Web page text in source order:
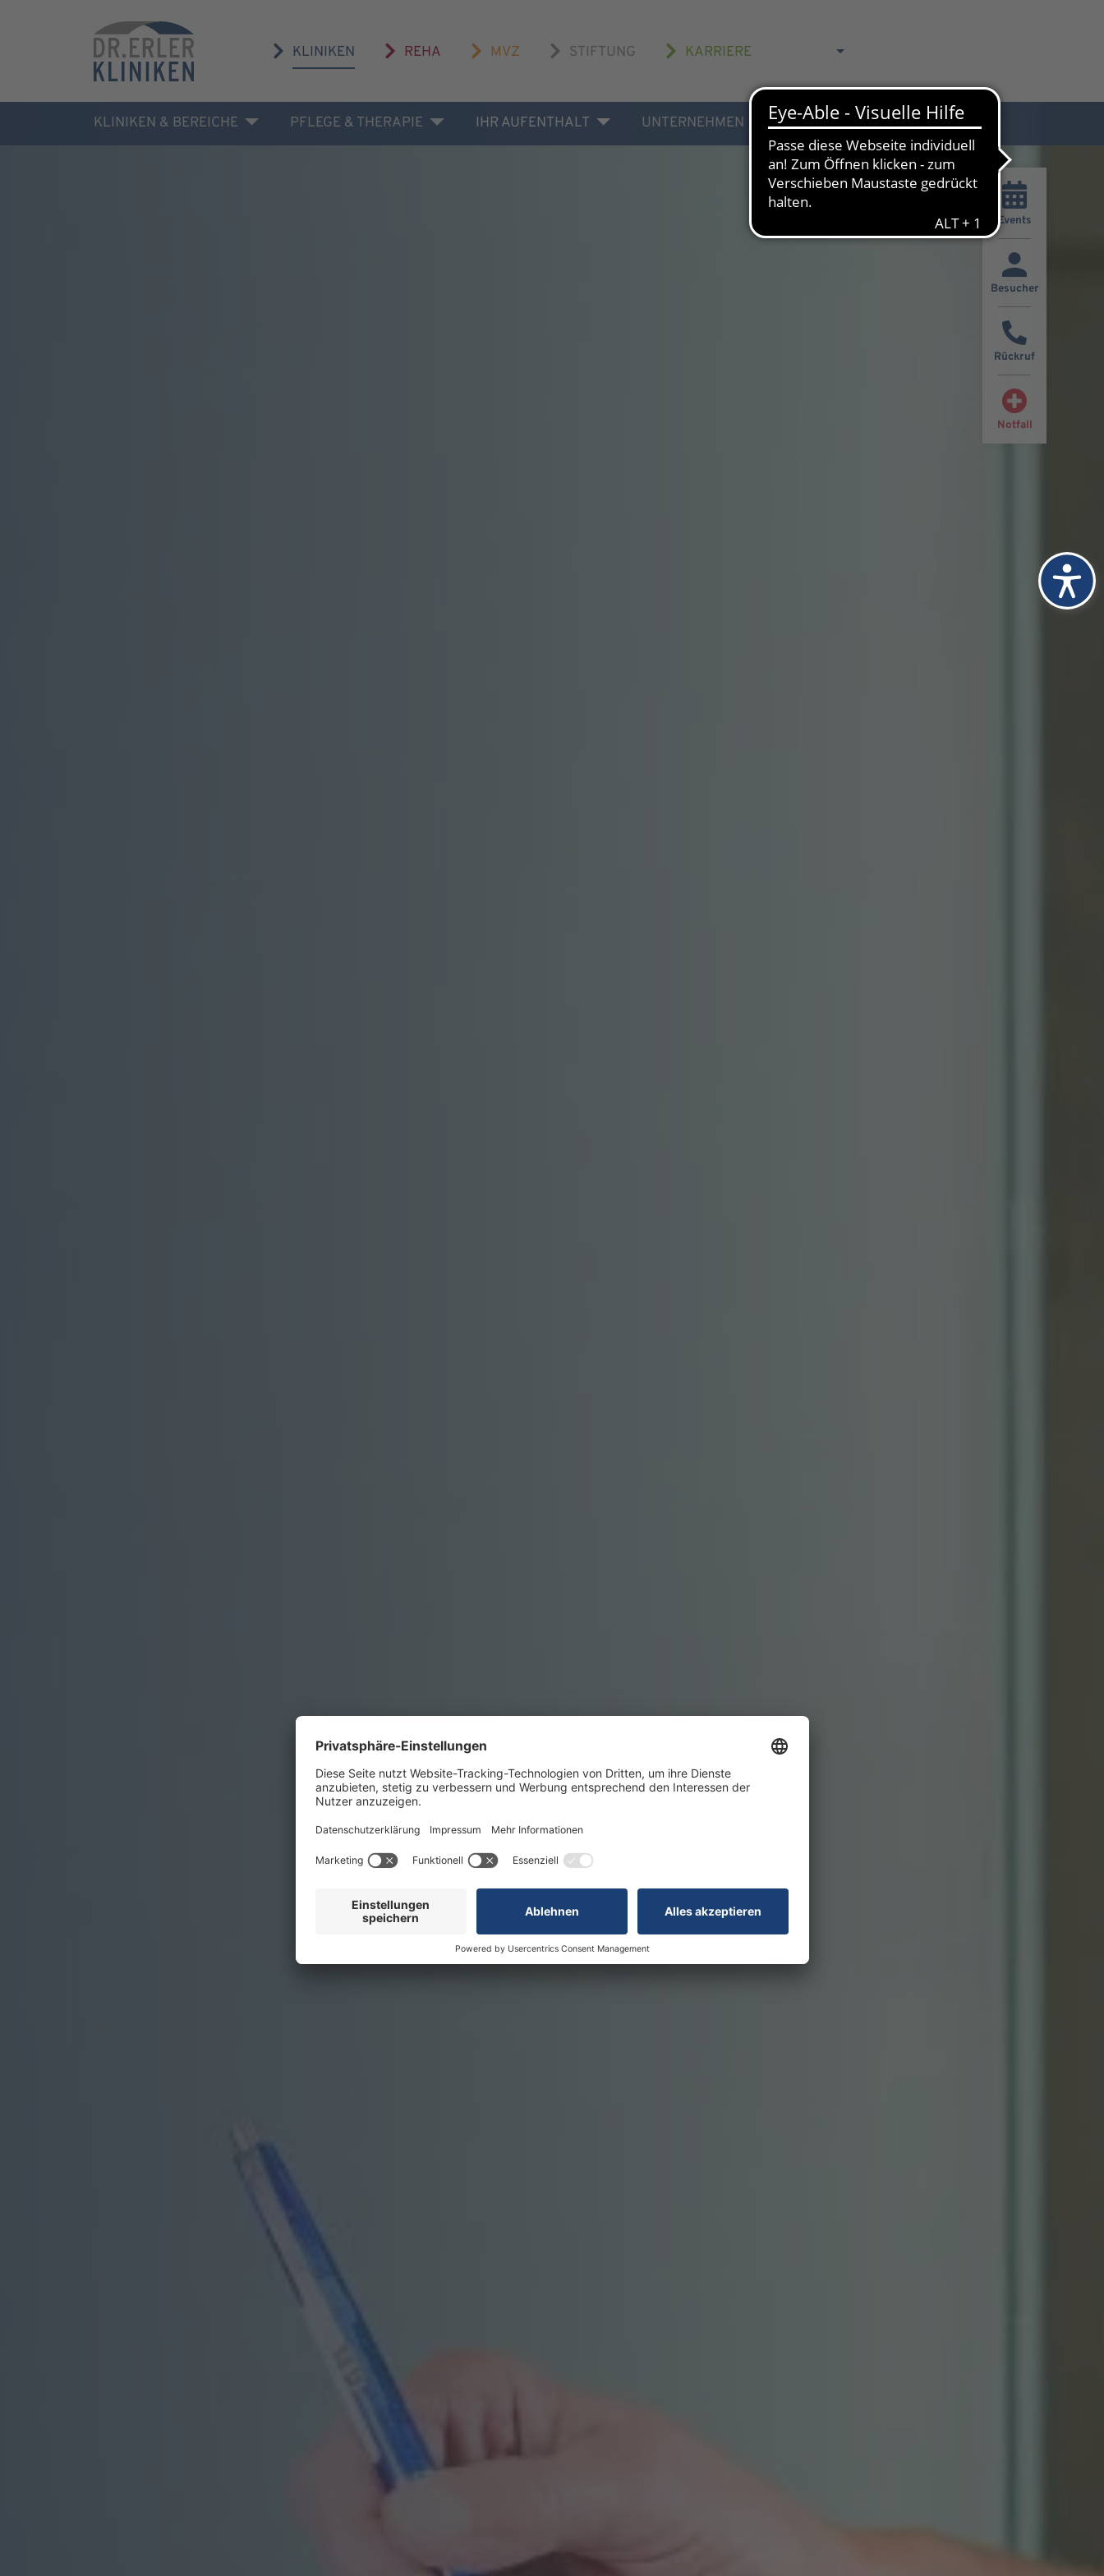
KLINIKEN REHA MVZ STIFTUNG KARRIERE
KLINIKEN & BEREICHE PFLEGE & THERAPIE IHR AUFENTHALT UNTERNEHMEN AKTUELLES & KONTAKT
Events
Besucher
Rückruf
Notfall